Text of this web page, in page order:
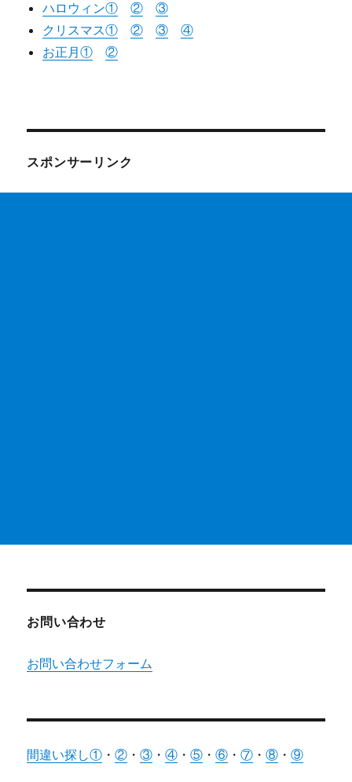
ハロウィン① ②
③
クリスマス①
② ③
④
お正月①
②
スポンサーリンク
お問い合わせ
お問い合わせフォーム
間違い探し① ・② ・③ ・④ ・⑤ ・⑥ ・⑦ ・⑧ ・⑨